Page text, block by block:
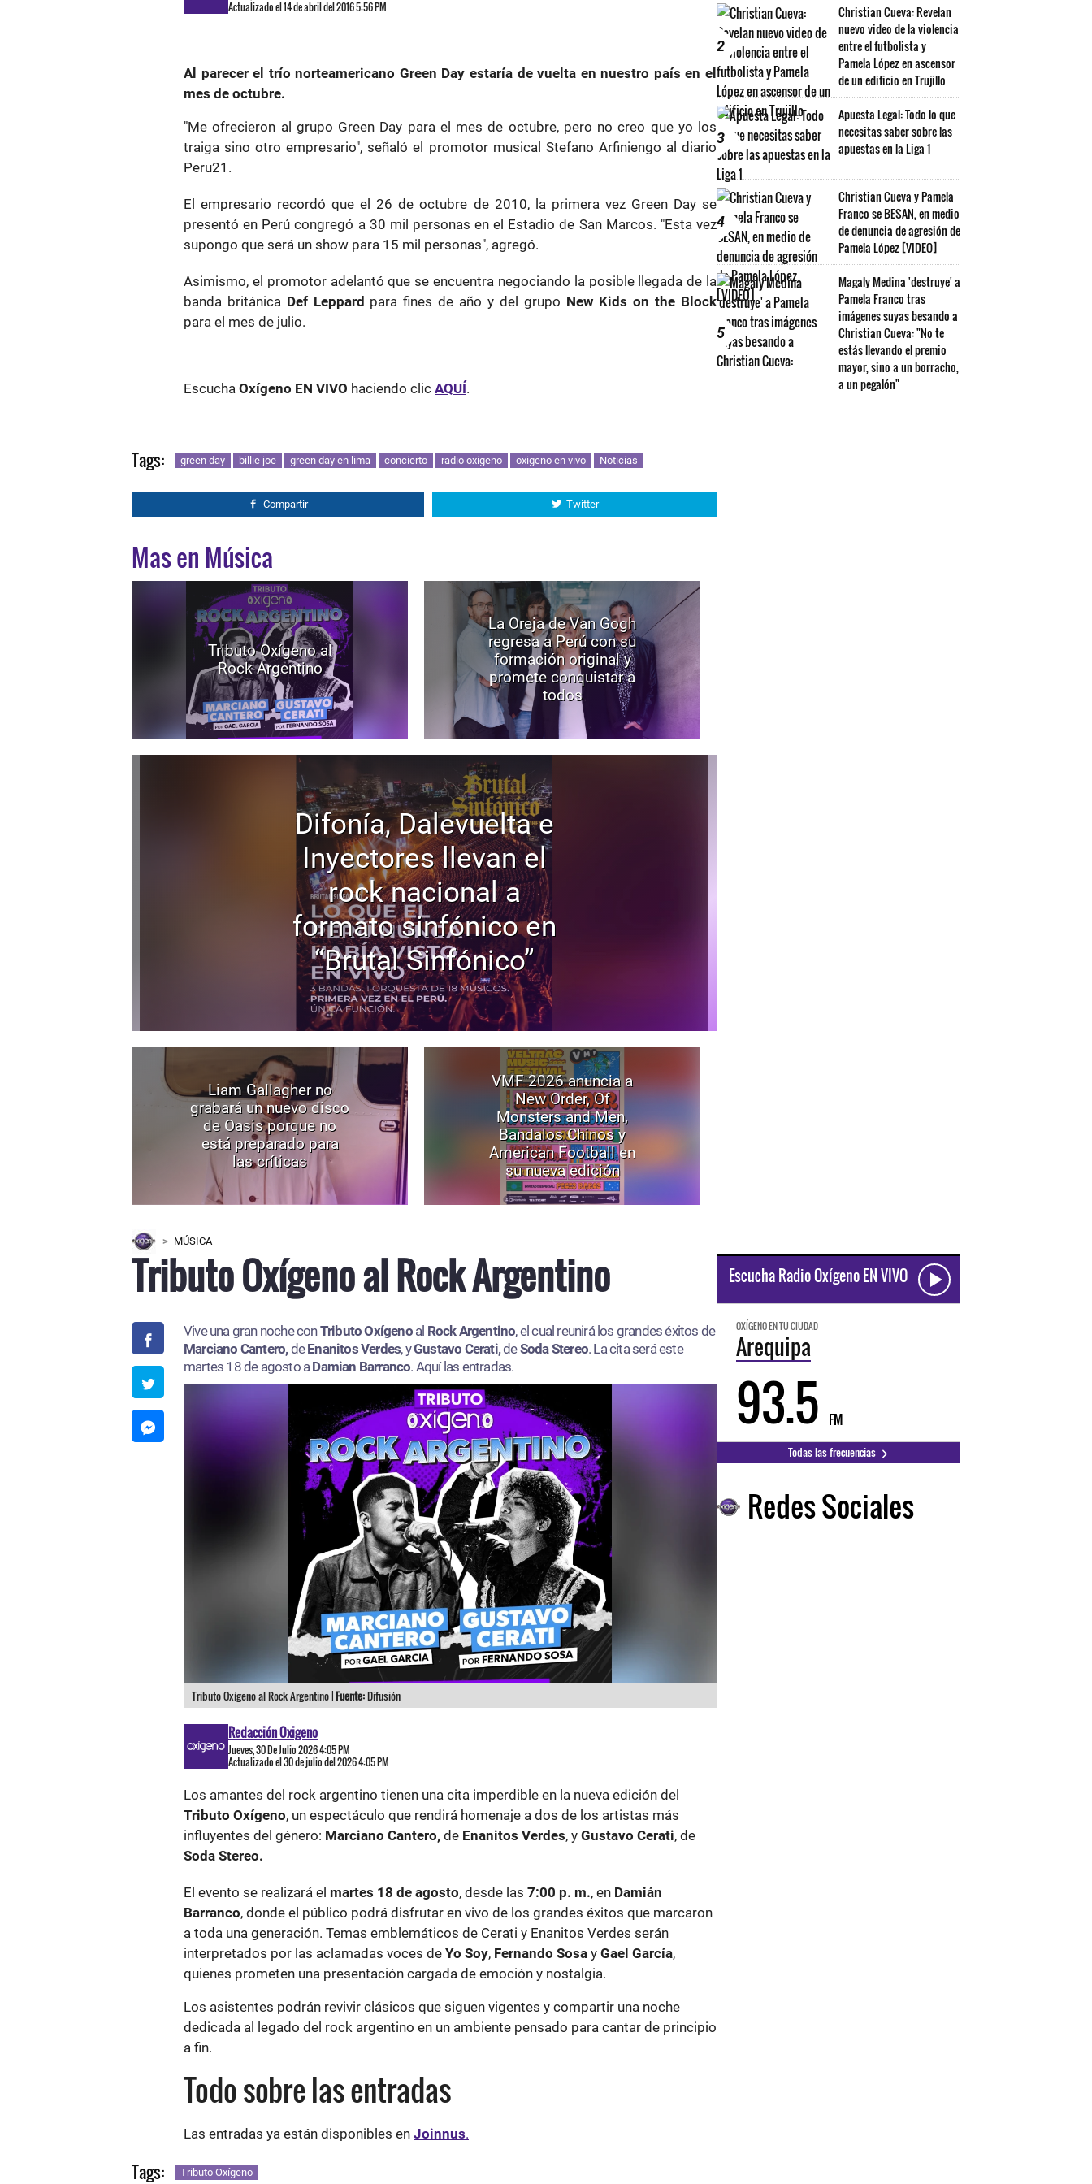
Actualizado el 14 de abril del 2016 5:56 PM
Al parecer el trío norteamericano Green Day estaría de vuelta en nuestro país en el
mes de octubre.
"Me ofrecieron al grupo Green Day para el mes de octubre, pero no creo que yo los
traiga sino otro empresario", señaló el promotor musical Stefano Arfiniengo al diario
Peru21.
El empresario recordó que el 26 de octubre de 2010, la primera vez Green Day se
presentó en Perú congregó a 30 mil personas en el Estadio de San Marcos. "Esta vez
supongo que será un show para 15 mil personas", agregó.
Asimismo, el promotor adelantó que se encuentra negociando la posible llegada de la
banda británica Def Leppard para fines de año y del grupo New Kids on the Block
para el mes de julio.
Escucha Oxígeno EN VIVO haciendo clic AQUÍ.
Tags: green day billie joe green day en lima concierto radio oxigeno oxigeno en vivo Noticias
Compartir Twitter
Mas en Música
Tributo Oxígeno al
Rock Argentino
La Oreja de Van Gogh
regresa a Perú con su
formación original y
promete conquistar a
todos
Difonía, Dalevuelta e
Inyectores llevan el
rock nacional a
formato sinfónico en
“Brutal Sinfónico”
Liam Gallagher no
grabará un nuevo disco
de Oasis porque no
está preparado para
las críticas
VMF 2026 anuncia a
New Order, Of
Monsters and Men,
Bandalos Chinos y
American Football en
su nueva edición
2
Christian Cueva: Revelan
nuevo video de la violencia
entre el futbolista y
Pamela López en ascensor
de un edificio en Trujillo
3
Apuesta Legal: Todo lo que
necesitas saber sobre las
apuestas en la Liga 1
4
Christian Cueva y Pamela
Franco se BESAN, en medio
de denuncia de agresión de
Pamela López [VIDEO]
5
Magaly Medina 'destruye' a
Pamela Franco tras
imágenes suyas besando a
Christian Cueva: "No te
estás llevando el premio
mayor, sino a un borracho,
a un pegalón"
MÚSICA
Tributo Oxígeno al Rock Argentino
Vive una gran noche conTributo Oxígenoal Rock Argentino, el cual reunirá los grandes éxitos de
Marciano Cantero,deEnanitos Verdes, yGustavo Cerati,deSoda Stereo. La cita será este
martes 18 de agosto aDamian Barranco. Aquí las entradas.​
Tributo Oxígeno al Rock Argentino |Fuente:Difusión
Redacción Oxigeno
Jueves, 30 De Julio 2026 4:05 PM
Actualizado el 30 de julio del 2026 4:05 PM
Los amantes del rock argentino tienen una cita imperdible en la nueva edición del
Tributo Oxígeno, un espectáculo que rendirá homenaje a dos de los artistas más
influyentes del género: Marciano Cantero, de Enanitos Verdes, y Gustavo Cerati, de
Soda Stereo.
El evento se realizará el martes 18 de agosto, desde las 7:00 p. m., en Damián
Barranco, donde el público podrá disfrutar en vivo de los grandes éxitos que marcaron
a toda una generación. Temas emblemáticos de Cerati y Enanitos Verdes serán
interpretados por las aclamadas voces de Yo Soy, Fernando Sosa y Gael García,
quienes prometen una presentación cargada de emoción y nostalgia.
Los asistentes podrán revivir clásicos que siguen vigentes y compartir una noche
dedicada al legado del rock argentino en un ambiente pensado para cantar de principio
a fin.
Todo sobre las entradas
Las entradas ya están disponibles en Joinnus.
Tags: Tributo Oxígeno
Escucha Radio Oxígeno EN VIVO
OXÍGENO EN TU CIUDAD
Arequipa
93.5 FM
Todas las frecuencias
Redes Sociales